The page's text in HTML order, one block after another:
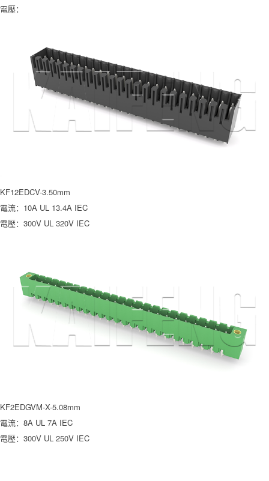
電壓：
KF12EDCV-3.50mm
電流：10A UL 13.4A IEC
電壓：300V UL 320V IEC
KF2EDGVM-X-5.08mm
電流：8A UL 7A IEC
電壓：300V UL 250V IEC